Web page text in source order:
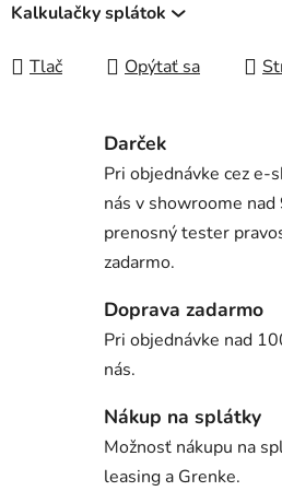
Kalkulačky splátok
Tlač Opýtať sa
Darček
Pri objednávke cez e-
nás v showroome
prenosný tester
zadarmo.
Doprava zadarmo
Pri objednávke nad
nás.
Nákup na splátky
Možnosť nákupu na
leasing a Grenke.